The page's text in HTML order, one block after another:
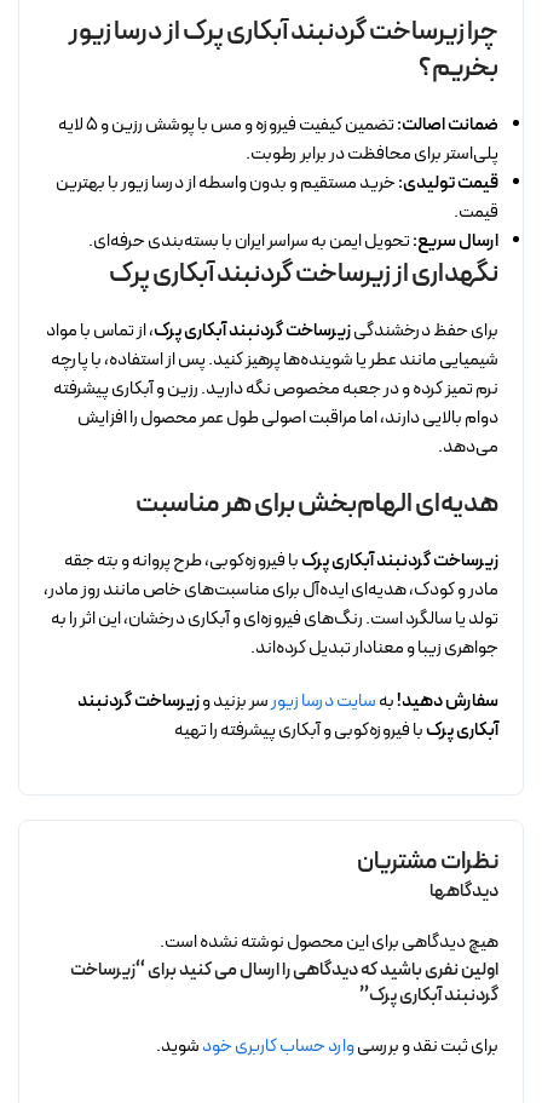
چرا زیرساخت گردنبند آبکاری پرک از درسا زیور
بخریم؟
ضمانت اصالت:
تضمین کیفیت فیروزه و مس با پوشش رزین و ۵ لایه
پلی‌استر برای محافظت در برابر رطوبت.
قیمت تولیدی:خرید مستقیم و بدون واسطه از درسا زیور با بهترین
قیمت.
ارسال سریع:تحویل ایمن به سراسر ایران با بسته‌بندی حرفه‌ای.
نگهداری از زیرساخت گردنبند آبکاری پرک
برای حفظ درخشندگیزیرساخت گردنبند آبکاری پرک، از تماس با مواد
شیمیایی مانند عطر یا شوینده‌ها پرهیز کنید. پس از استفاده، با پارچه
نرم تمیز کرده و در جعبه مخصوص نگه دارید. رزین و آبکاری پیشرفته
دوام بالایی دارند، اما مراقبت اصولی طول عمر محصول را افزایش
می‌دهد.
هدیه‌ای الهام‌بخش برای هر مناسبت
زیرساخت گردنبند آبکاری پرکبا فیروزه‌کوبی، طرح پروانه و بته جقه
مادر و کودک، هدیه‌ای ایده‌آل برای مناسبت‌های خاص مانند روز مادر،
تولد یا سالگرد است. رنگ‌های فیروزه‌ای و آبکاری درخشان، این اثر را به
جواهری زیبا و معنادار تبدیل کرده‌اند.
سفارش دهید!بهسایت درسا زیورسر بزنید وزیرساخت گردنبند
آبکاری پرکبا فیروزه‌کوبی و آبکاری پیشرفته را تهیه
نظرات مشتریان
دیدگاهها
هیچ دیدگاهی برای این محصول نوشته نشده است.
اولین نفری باشید که دیدگاهی را ارسال می کنید برای “زیرساخت
گردنبند آبکاری پرک”
برای ثبت نقد و بررسیوارد حساب کاربری خودشوید.